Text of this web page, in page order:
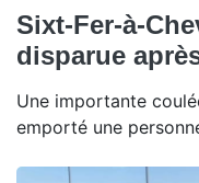
Sixt-Fer-à-
disparue
Une importante
emporté une